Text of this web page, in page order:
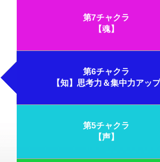
第7チャクラ
【魂】
第6チャクラ
【知】思考力＆集中力アップ
第5チャクラ
【声】